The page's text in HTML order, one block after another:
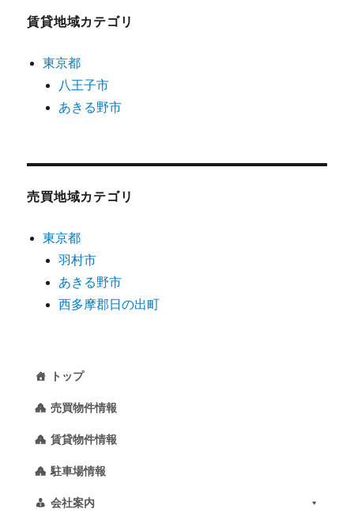
賃貸地域カテゴリ
東京都
八王子市
あきる野市
売買地域カテゴリ
東京都
羽村市
あきる野市
西多摩郡日の出町
トップ
売買物件情報
賃貸物件情報
駐車場情報
会社案内